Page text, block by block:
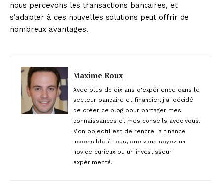
nous percevons les transactions bancaires, et
s’adapter à ces nouvelles solutions peut offrir de
nombreux avantages.
Maxime Roux
Avec plus de dix ans d'expérience dans le
secteur bancaire et financier, j'ai décidé
de créer ce blog pour partager mes
connaissances et mes conseils avec vous.
Mon objectif est de rendre la finance
accessible à tous, que vous soyez un
novice curieux ou un investisseur
expérimenté.